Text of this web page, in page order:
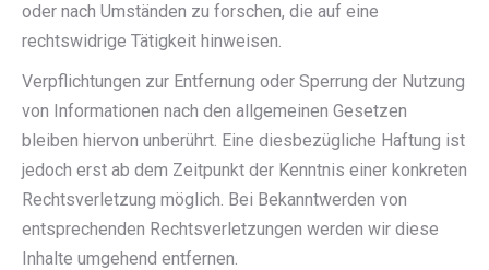
oder nach Umständen zu forschen, die auf eine
rechtswidrige Tätigkeit hinweisen.
Verpflichtungen zur Entfernung oder Sperrung der Nutzung
von Informationen nach den allgemeinen Gesetzen
bleiben hiervon unberührt. Eine diesbezügliche Haftung ist
jedoch erst ab dem Zeitpunkt der Kenntnis einer konkreten
Rechtsverletzung möglich. Bei Bekanntwerden von
entsprechenden Rechtsverletzungen werden wir diese
Inhalte umgehend entfernen.